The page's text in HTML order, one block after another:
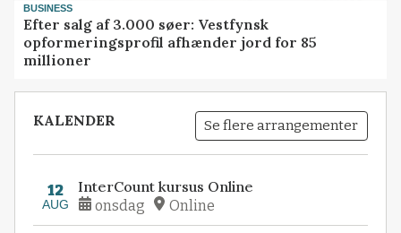
BUSINESS
Efter salg af 3.000 søer: Vestfynsk
opformeringsprofil afhænder jord for 85
millioner
KALENDER Se flere arrangementer
12
AUG
InterCount kursus Online
onsdag Online